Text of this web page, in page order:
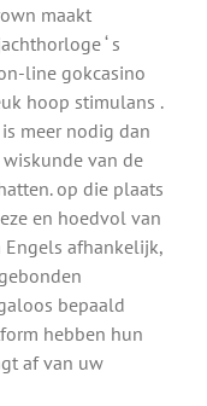
maakt
‘ s
line gokcasino
hoop stimulans .
meer nodig dan
van de
op die plaats
en hoedvol van
afhankelijk,
bepaald
hebben hun
af van uw